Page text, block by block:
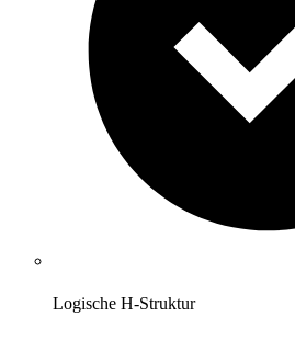
Logische H-Struktur